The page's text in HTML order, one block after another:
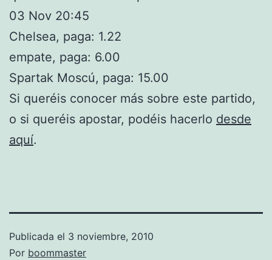
03 Nov 20:45
Chelsea, paga: 1.22
empate, paga: 6.00
Spartak Moscú, paga: 15.00
Si queréis conocer más sobre este partido,
o si queréis apostar, podéis hacerlo desde
aquí.
Publicada el 3 noviembre, 2010
Por boommaster